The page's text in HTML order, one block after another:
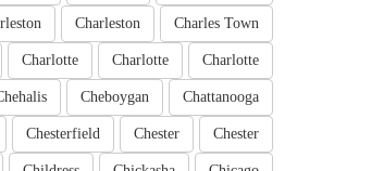
Charles Town
Charleston
Charlotte
Charlotte
Charlotte
Chattanooga
Cheboygan
Chester
Chester
Chesterfield